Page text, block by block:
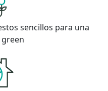
sencillos para una